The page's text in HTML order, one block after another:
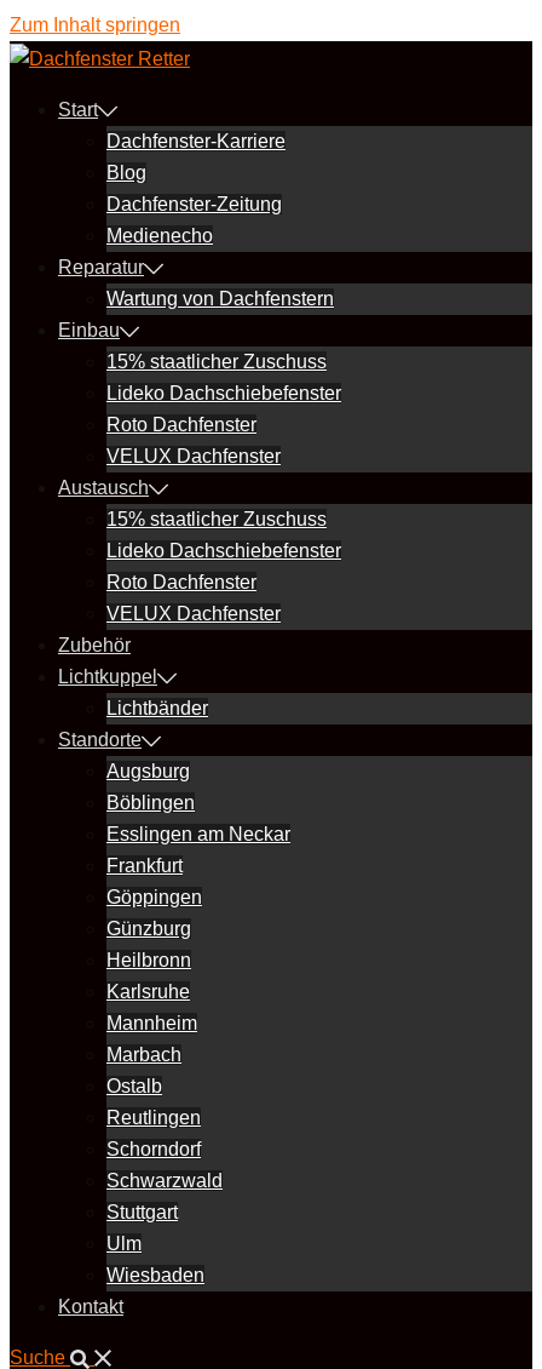
Zum Inhalt springen
Start
Dachfenster-Karriere
Blog
Dachfenster-Zeitung
Medienecho
Reparatur
Wartung von Dachfenstern
Einbau
15% staatlicher Zuschuss
Lideko Dachschiebefenster
Roto Dachfenster
VELUX Dachfenster
Austausch
15% staatlicher Zuschuss
Lideko Dachschiebefenster
Roto Dachfenster
VELUX Dachfenster
Zubehör
Lichtkuppel
Lichtbänder
Standorte
Augsburg
Böblingen
Esslingen am Neckar
Frankfurt
Göppingen
Günzburg
Heilbronn
Karlsruhe
Mannheim
Marbach
Ostalb
Reutlingen
Schorndorf
Schwarzwald
Stuttgart
Ulm
Wiesbaden
Kontakt
Suche